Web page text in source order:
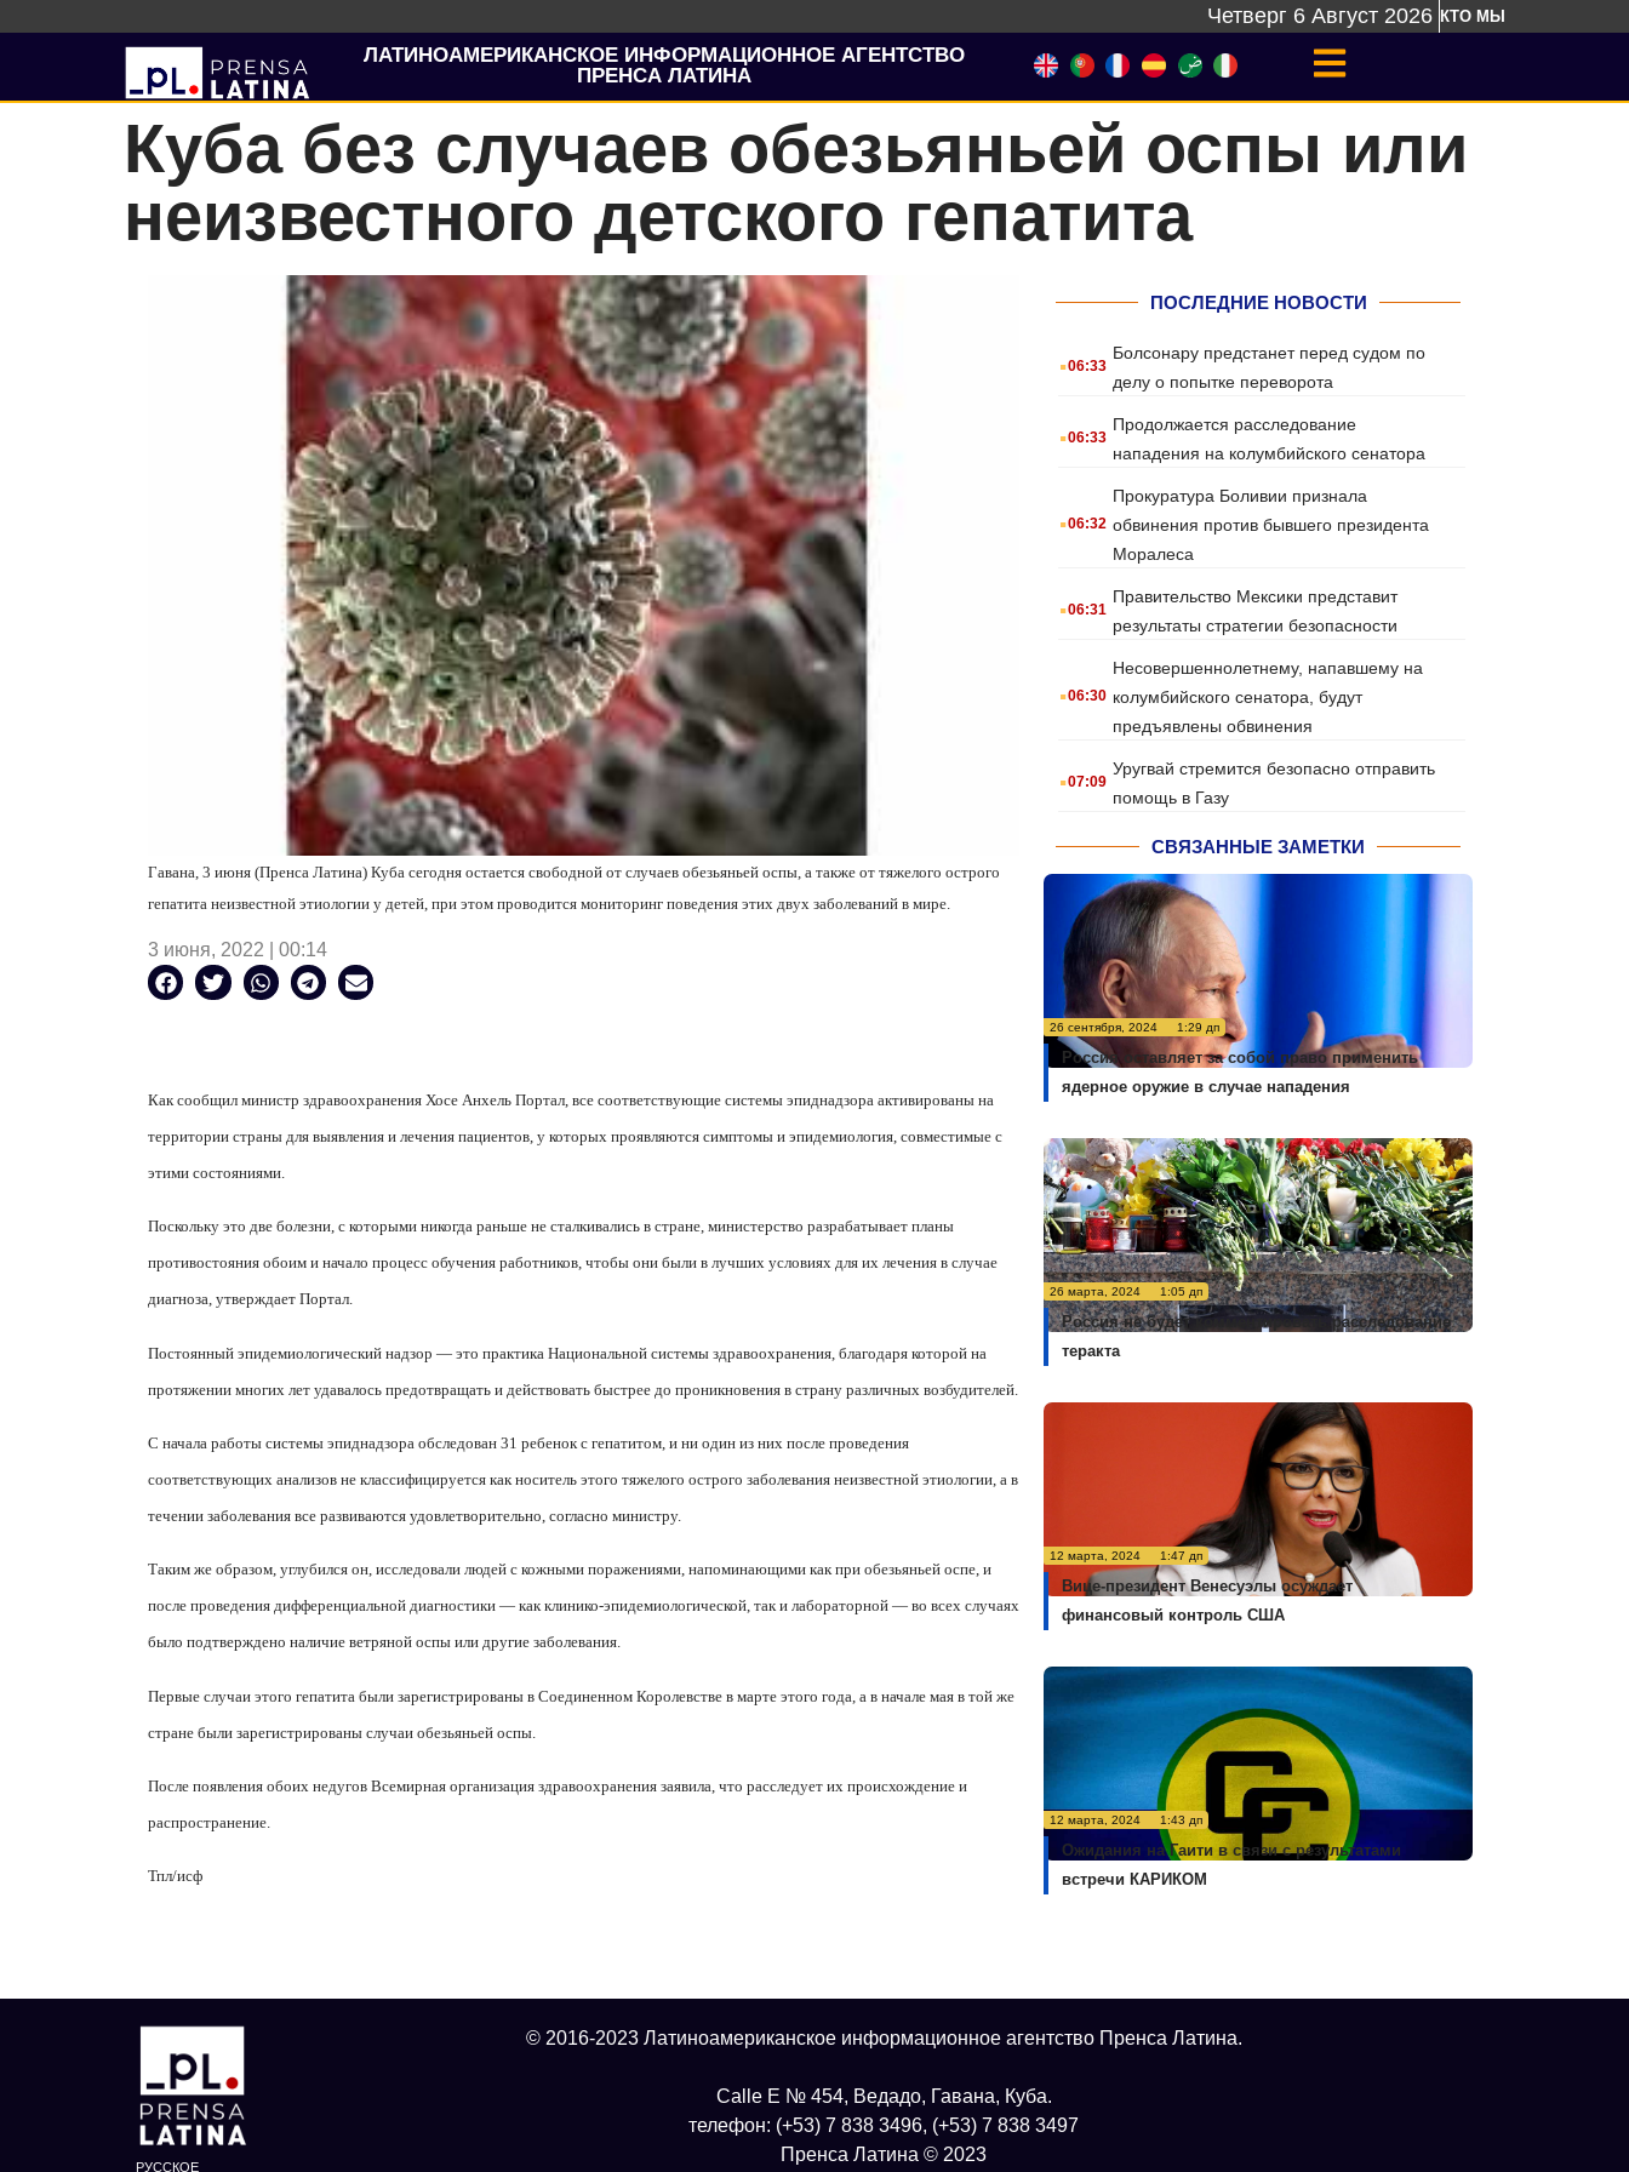
Четверг 6 Август 2026 КТО МЫ
ЛАТИНОАМЕРИКАНСКОЕ ИНФОРМАЦИОННОЕ АГЕНТСТВО
ПРЕНСА ЛАТИНА
Куба без случаев обезьяньей оспы или
неизвестного детского гепатита
Гавана, 3 июня (Пренса Латина) Куба сегодня остается свободной от случаев обезьяньей оспы, а также от тяжелого острого
гепатита неизвестной этиологии у детей, при этом проводится мониторинг поведения этих двух заболеваний в мире.
3 июня, 2022 | 00:14
Как сообщил министр здравоохранения Хосе Анхель Портал, все соответствующие системы эпиднадзора активированы на
территории страны для выявления и лечения пациентов, у которых проявляются симптомы и эпидемиология, совместимые с
этими состояниями.
Поскольку это две болезни, с которыми никогда раньше не сталкивались в стране, министерство разрабатывает планы
противостояния обоим и начало процесс обучения работников, чтобы они были в лучших условиях для их лечения в случае
диагноза, утверждает Портал.
Постоянный эпидемиологический надзор — это практика Национальной системы здравоохранения, благодаря которой на
протяжении многих лет удавалось предотвращать и действовать быстрее до проникновения в страну различных возбудителей.
С начала работы системы эпиднадзора обследован 31 ребенок с гепатитом, и ни один из них после проведения
соответствующих анализов не классифицируется как носитель этого тяжелого острого заболевания неизвестной этиологии, а в
течении заболевания все развиваются удовлетворительно, согласно министру.
Таким же образом, углубился он, исследовали людей с кожными поражениями, напоминающими как при обезьяньей оспе, и
после проведения дифференциальной диагностики — как клинико-эпидемиологической, так и лабораторной — во всех случаях
было подтверждено наличие ветряной оспы или другие заболевания.
Первые случаи этого гепатита были зарегистрированы в Соединенном Королевстве в марте этого года, а в начале мая в той же
стране были зарегистрированы случаи обезьяньей оспы.
После появления обоих недугов Всемирная организация здравоохранения заявила, что расследует их происхождение и
распространение.
Тпл/исф
ПОСЛЕДНИЕ НОВОСТИ
.06:33
Болсонару предстанет перед судом по
делу о попытке переворота
.06:33
Продолжается расследование
нападения на колумбийского сенатора
.06:32
Прокуратура Боливии признала
обвинения против бывшего президента
Моралеса
.06:31
Правительство Мексики представит
результаты стратегии безопасности
.06:30
Несовершеннолетнему, напавшему на
колумбийского сенатора, будут
предъявлены обвинения
.07:09
Уругвай стремится безопасно отправить
помощь в Газу
СВЯЗАННЫЕ ЗАМЕТКИ
26 сентября, 2024 1:29 дп
Россия оставляет за собой право применить
ядерное оружие в случае нападения
26 марта, 2024 1:05 дп
Россия не будет комментировать расследование
теракта
12 марта, 2024 1:47 дп
Вице-президент Венесуэлы осуждает
финансовый контроль США
12 марта, 2024 1:43 дп
Ожидания на Гаити в связи с результатами
встречи КАРИКОМ
РУССКОЕ
© 2016-2023 Латиноамериканское информационное агентство Пренса Латина.
Calle E № 454, Ведадо, Гавана, Куба.
телефон: (+53) 7 838 3496, (+53) 7 838 3497
Пренса Латина © 2023